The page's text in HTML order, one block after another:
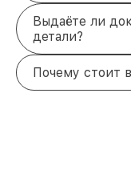
Выдаёте ли
детали?
Почему стоит